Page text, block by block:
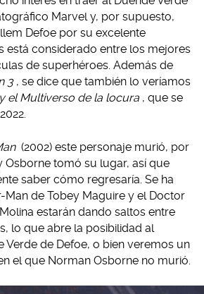
Marvel y, por supuesto,
Defoe por su excelente
está considerado entre los mejores
de superhéroes. Además de
3 , se dice que también lo veríamos
el Multiverso de la locura , que se
(2002) este personaje murió, por
Osborne tomó su lugar, así que
saber cómo regresaría. Se ha
Man de Tobey Maguire y el Doctor
estarán dando saltos entre
lo que abre la posibilidad al
Verde de Defoe, o bien veremos un
el que Norman Osborne no murió.